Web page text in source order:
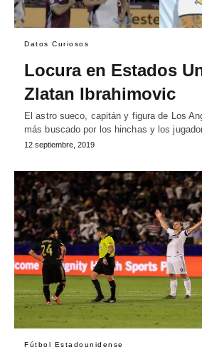
Datos Curiosos
Locura en Estados
Zlatan Ibrahimovic
El astro sueco, capitán y figura de Los
más buscado por los hinchas y los
12 septiembre, 2019
Fútbol Estadounidense